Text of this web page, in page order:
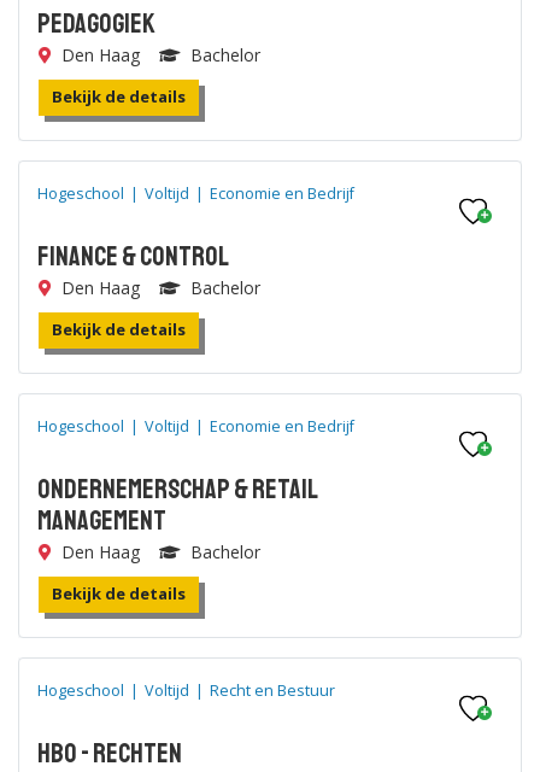
Pedagogiek
Den Haag Bachelor
Bekijk de details
Hogeschool | Voltijd | Economie en Bedrijf
Finance & Control
Den Haag Bachelor
Bekijk de details
Hogeschool | Voltijd | Economie en Bedrijf
Ondernemerschap & Retail
Management
Den Haag Bachelor
Bekijk de details
Hogeschool | Voltijd | Recht en Bestuur
HBO - Rechten